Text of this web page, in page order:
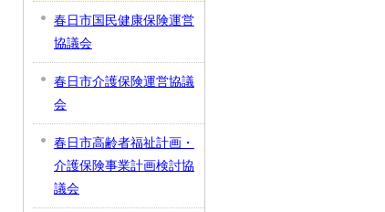
春日市国民健康保険運営
協議会
春日市介護保険運営協議
会
春日市高齢者福祉計画・
介護保険事業計画検討協
議会